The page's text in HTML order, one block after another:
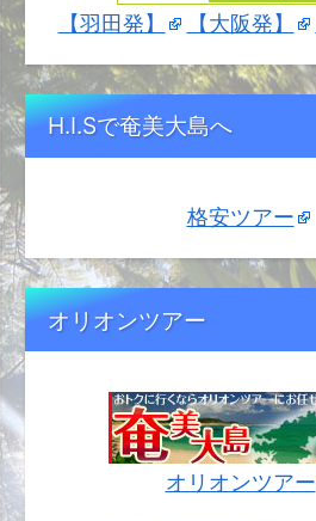
【羽田発】 【大阪発】
H.I.Sで奄美大島へ
格安ツアー
オリオンツアー
オリオンツアー